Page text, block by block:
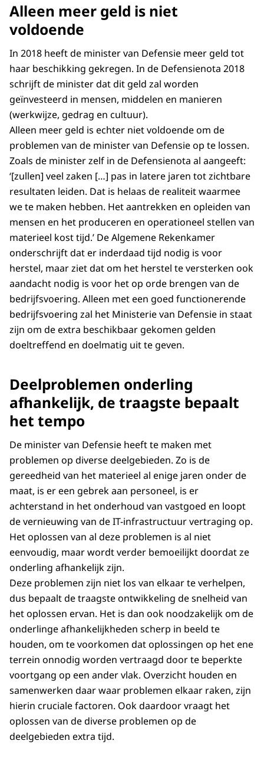
Alleen meer geld is niet
voldoende
In 2018 heeft de minister van Defensie meer geld tot
haar beschikking gekregen. In de Defensienota 2018
schrijft de minister dat dit geld zal worden
geïnvesteerd in mensen, middelen en manieren
(werkwijze, gedrag en cultuur).
Alleen meer geld is echter niet voldoende om de
problemen van de minister van Defensie op te lossen.
Zoals de minister zelf in de Defensienota al aangeeft:
‘[zullen] veel zaken […] pas in latere jaren tot zichtbare
resultaten leiden. Dat is helaas de realiteit waarmee
we te maken hebben. Het aantrekken en opleiden van
mensen en het produceren en operationeel stellen van
materieel kost tijd.’ De Algemene Rekenkamer
onderschrijft dat er inderdaad tijd nodig is voor
herstel, maar ziet dat om het herstel te versterken ook
aandacht nodig is voor het op orde brengen van de
bedrijfsvoering. Alleen met een goed functionerende
bedrijfsvoering zal het Ministerie van Defensie in staat
zijn om de extra beschikbaar gekomen gelden
doeltreffend en doelmatig uit te geven.
Deelproblemen onderling
afhankelijk, de traagste bepaalt
het tempo
De minister van Defensie heeft te maken met
problemen op diverse deelgebieden. Zo is de
gereedheid van het materieel al enige jaren onder de
maat, is er een gebrek aan personeel, is er
achterstand in het onderhoud van vastgoed en loopt
de vernieuwing van de IT-infrastructuur vertraging op.
Het oplossen van al deze problemen is al niet
eenvoudig, maar wordt verder bemoeilijkt doordat ze
onderling afhankelijk zijn.
Deze problemen zijn niet los van elkaar te verhelpen,
dus bepaalt de traagste ontwikkeling de snelheid van
het oplossen ervan. Het is dan ook noodzakelijk om de
onderlinge afhankelijkheden scherp in beeld te
houden, om te voorkomen dat oplossingen op het ene
terrein onnodig worden vertraagd door te beperkte
voortgang op een ander vlak. Overzicht houden en
samenwerken daar waar problemen elkaar raken, zijn
hierin cruciale factoren. Ook daardoor vraagt het
oplossen van de diverse problemen op de
deelgebieden extra tijd.